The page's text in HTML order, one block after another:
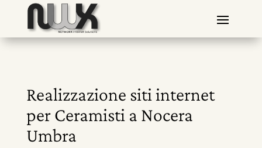
Realizzazione siti internet
per Ceramisti a Nocera
Umbra